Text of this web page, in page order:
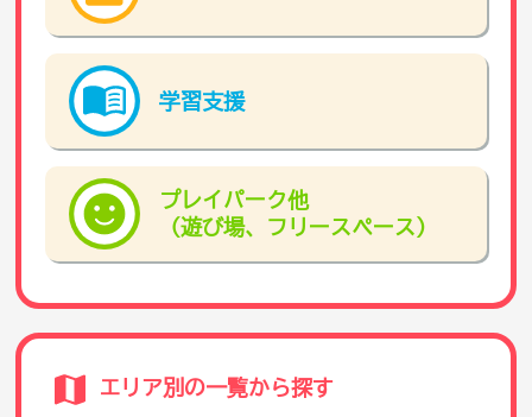
学習支援
プレイパーク他
（遊び場、フリースペース）
エリア別の一覧から探す